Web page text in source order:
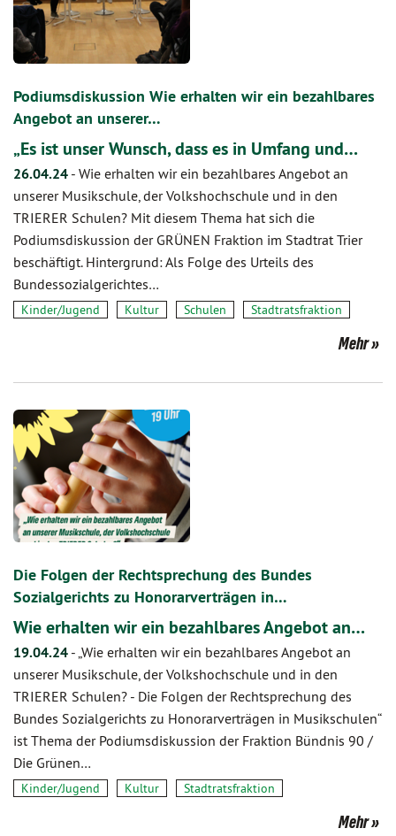
Podiumsdiskussion Wie erhalten wir ein bezahlbares
Angebot an unserer…
„Es ist unser Wunsch, dass es in Umfang und…
26.04.24 - Wie erhalten wir ein bezahlbares Angebot an
unserer Musikschule, der Volkshochschule und in den
TRIERER Schulen? Mit diesem Thema hat sich die
Podiumsdiskussion der GRÜNEN Fraktion im Stadtrat Trier
beschäftigt. Hintergrund: Als Folge des Urteils des
Bundessozialgerichtes…
Kinder/Jugend Kultur Schulen Stadtratsfraktion
Mehr
Die Folgen der Rechtsprechung des Bundes
Sozialgerichts zu Honorarverträgen in…
Wie erhalten wir ein bezahlbares Angebot an…
19.04.24 -„Wie erhalten wir ein bezahlbares Angebot an
unserer Musikschule, der Volkshochschule und in den
TRIERER Schulen? - Die Folgen der Rechtsprechung des
Bundes Sozialgerichts zu Honorarverträgen in Musikschulen“
ist Thema der Podiumsdiskussion der Fraktion Bündnis 90 /
Die Grünen…
Kinder/Jugend Kultur Stadtratsfraktion
Mehr